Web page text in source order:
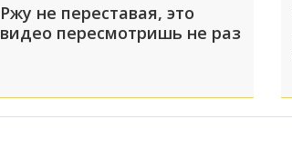
Ржу не переставая, это
видео пересмотришь не раз